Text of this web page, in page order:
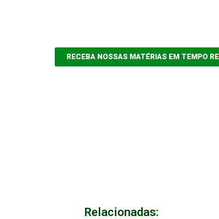
RECEBA NOSSAS MATÉRIAS EM TEMPO
Relacionadas: